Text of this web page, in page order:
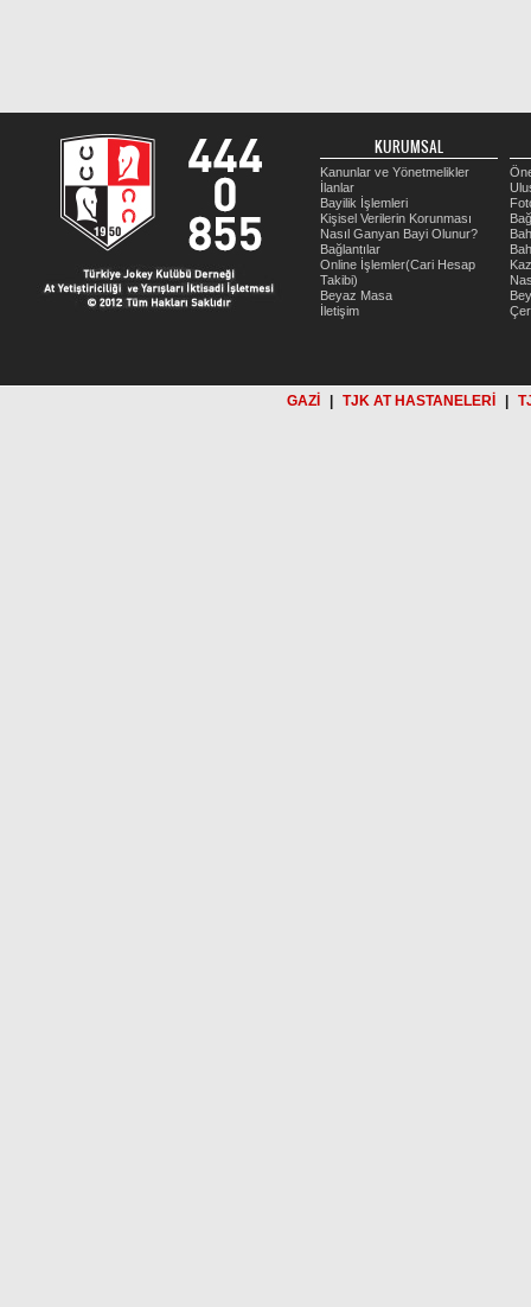
KURUMSAL
Kanunlar ve Yönetmelikler
İlanlar
Bayilik İşlemleri
Kişisel Verilerin Korunması
Nasıl Ganyan Bayi Olunur?
Bağlantılar
Online İşlemler(Cari Hesap
Takibi)
Beyaz Masa
İletişim
GAZİ TJK AT HASTANELERİ